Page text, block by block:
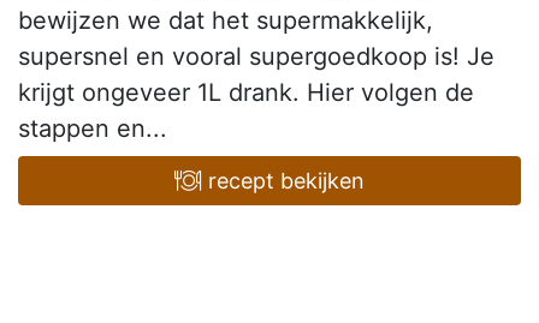
bewijzen we dat het supermakkelijk,
supersnel en vooral supergoedkoop is! Je
krijgt ongeveer 1L drank. Hier volgen de
stappen en...
recept bekijken